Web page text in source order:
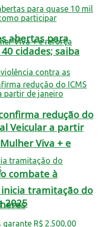
Viva + e
combate à
abertas para
cidades; saiba
redução do
Veicular a partir
tramitação do
2025